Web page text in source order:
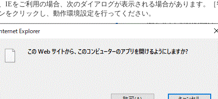
をご利用の場合、次のダイアログが表示される場合があります。［
クリックし、動作環境設定を行ってください。